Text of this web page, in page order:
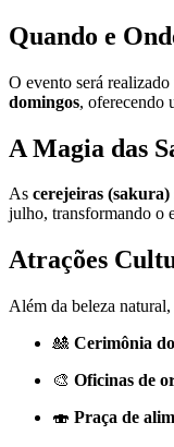
Quando e
O evento será realizado
domingos, oferecendo
A Magia das
As cerejeiras (sakura)
julho, transformando o
Atrações
Além da beleza
🎎 Cerimônia
🎨 Oficinas de
🍣 Praça de